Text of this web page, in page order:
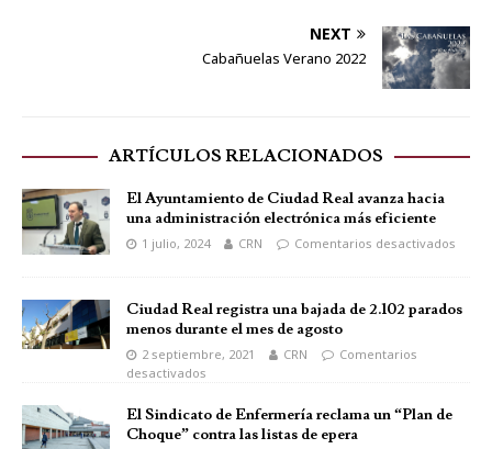
NEXT
Cabañuelas Verano 2022
ARTÍCULOS RELACIONADOS
El Ayuntamiento de Ciudad Real avanza hacia
una administración electrónica más eficiente
1 julio, 2024 CRN Comentarios desactivados
Ciudad Real registra una bajada de 2.102 parados
menos durante el mes de agosto
2 septiembre, 2021 CRN
Comentarios
desactivados
El Sindicato de Enfermería reclama un “Plan de
Choque” contra las listas de epera